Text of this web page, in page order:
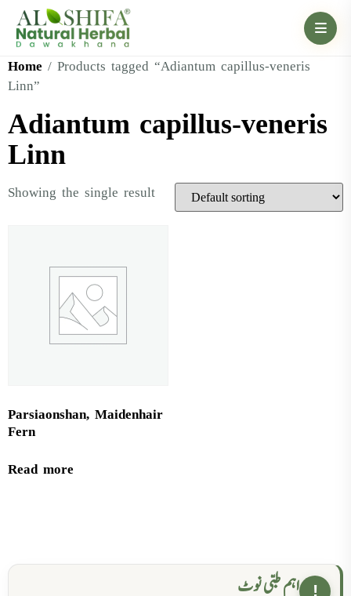
Home / Products tagged “Adiantum capillus-veneris
Linn”
Adiantum capillus-veneris
Linn
Showing the single result
Parsiaonshan, Maidenhair
Fern
Read more
! اہم طبی نوٹ